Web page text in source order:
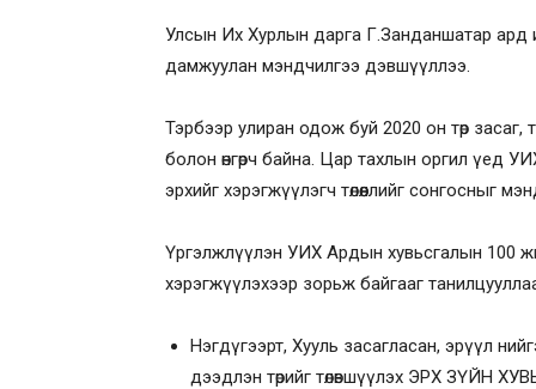
Улсын Их Хурлын дарга Г.Занданшатар ард
дамжуулан мэндчилгээ дэвшүүллээ.
Тэрбээр улиран одож буй 2020 он төр
болон өнгөрч байна. Цар тахлын оргил үед
эрхийг хэрэгжүүлэгч төлөөллийг
Үргэлжлүүлэн УИХ Ардын хувьсгалын 100
хэрэгжүүлэхээр зорьж байгааг
Нэгдүгээрт, Хууль засагласан, эрүүл
дээдлэн төрийг төлөвшүүлэх ЭРХ ЗҮЙН